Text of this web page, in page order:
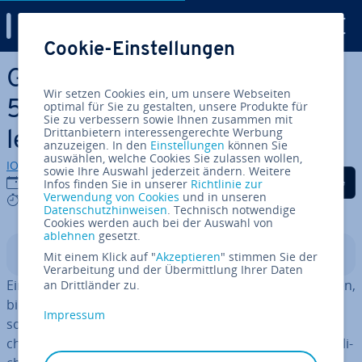
Zum Haupt­in­halt springen
Gmail mit eigener Domain: In
5 Schritten zur pro­fes­sio­nel­
len E-Mail-Adresse
IONOS Redaktion
11.05.2026
6 mins
Auf Facebook teilen
Auf Twitter teilen
Auf LinkedIn
In­halts­ver­zeich­nis
Eine E-Mail-Adresse mit einer eigenen Domain
anzulegen,
bietet Ihnen ent­schei­den­de Vorteile: Sie si­gna­li­sie­ren
sofort Ver­trau­ens­wür­dig­keit und wirken bei ge­schäft­li­
chen Anfragen deutlich seriöser als mit einer her­kömm­li­
Cookie-Einstellungen
Wir setzen Cookies ein, um unsere Webseiten
optimal für Sie zu gestalten, unsere Produkte für
Sie zu verbessern sowie Ihnen zusammen mit
Drittanbietern interessengerechte Werbung
anzuzeigen. In den Einstellungen können Sie
auswählen, welche Cookies Sie zulassen wollen,
sowie Ihre Auswahl jederzeit ändern. Weitere
Infos finden Sie in unserer Richtlinie zur
Verwendung von Cookies und in unseren
Datenschutzhinweisen. Technisch notwendige
Cookies werden auch bei der Auswahl von
ablehnen gesetzt.
Mit einem Klick auf "Akzeptieren" stimmen Sie der
Verarbeitung und der Übermittlung Ihrer Daten
an Drittländer zu.
Impressum